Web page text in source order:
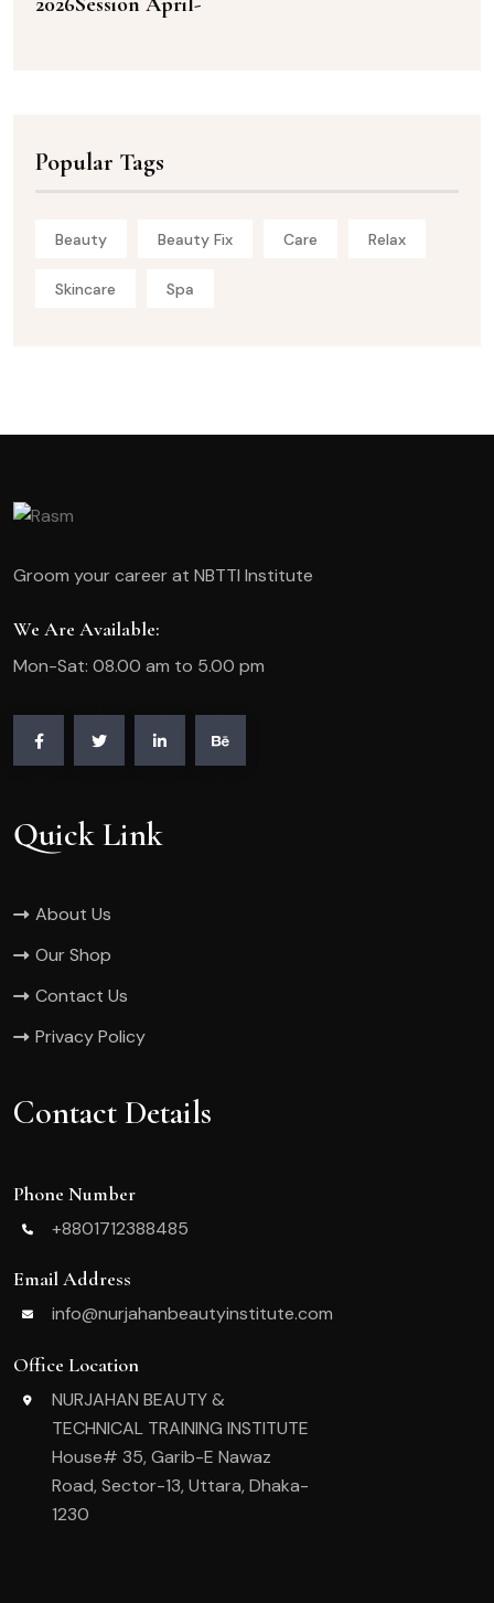
Popular Tags
Beauty Beauty Fix Care Relax
Skincare Spa
Groom your career at NBTTI Institute
We Are Available:
Mon-Sat: 08.00 am to 5.00 pm
Quick Link
About Us
Our Shop
Contact Us
Privacy Policy
Contact Details
Phone Number
+8801712388485
Email Address
info@nurjahanbeautyinstitute.com
Office Location
NURJAHAN BEAUTY &
TECHNICAL TRAINING INSTITUTE
House# 35, Garib-E Nawaz
Road, Sector-13, Uttara, Dhaka-
1230